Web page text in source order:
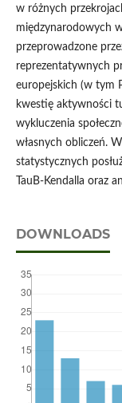
w różnych
międzynarodowych
przeprowadzone
reprezentatywnych
europejskich (w tym
kwestię aktywności
wykluczenia
własnych obliczeń.
statystycznych
TauB-Kendalla oraz
DOWNLOADS